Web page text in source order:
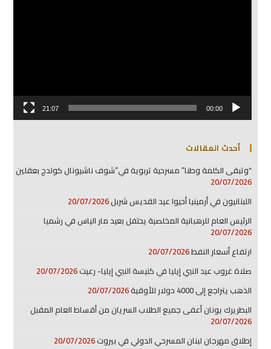
00:00
21:07
أحدث المقالات
“وتبقى الكلمة وطنا” مسرحية تربوية في”شوف ناشيونال كولدج بعقلين
20/07/2026
اللبنانيون في أرمينيا أحيوا عيد القديس شربل20/07/2026
الرئيس العام للرهبانية المخلصية يحتفل بعيد مار الياس في رشميا
20/07/2026
ارتفاع أسعار النفط20/07/2026
صلاة غروب عيد النبي إيليا في كنيسة النبي إيليا- رعيت20/07/2026
الذهب يتراجع إلى 4000 دولار للأوقية
20/07/2026
البطريرك يونان أعفى جميع الطلاب السريان من أقساط العام المقبل
20/07/2026
إطلاق مهرجان لبنان المسرحي الدولي في بيروت20/07/2026